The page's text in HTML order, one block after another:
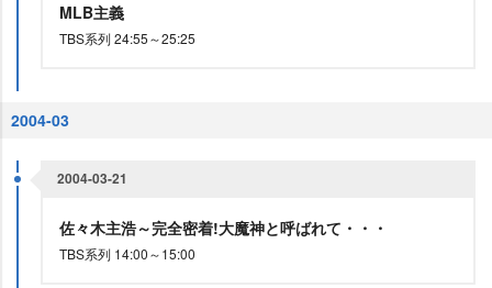
MLB主義
TBS系列 24:55～25:25
2004-03
2004-03-21
佐々木主浩～完全密着!大魔神と呼ばれて・・・
TBS系列 14:00～15:00